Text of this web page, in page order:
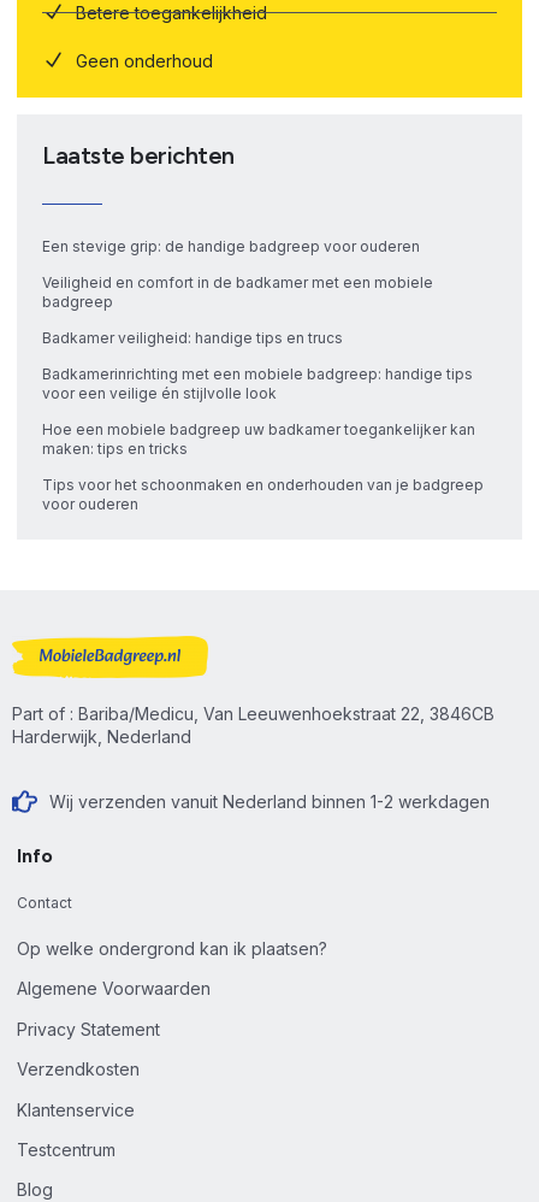
Betere toegankelijkheid
Geen onderhoud
Laatste berichten
Een stevige grip: de handige badgreep voor ouderen
Veiligheid en comfort in de badkamer met een mobiele
badgreep
Badkamer veiligheid: handige tips en trucs
Badkamerinrichting met een mobiele badgreep: handige tips
voor een veilige én stijlvolle look
Hoe een mobiele badgreep uw badkamer toegankelijker kan
maken: tips en tricks
Tips voor het schoonmaken en onderhouden van je badgreep
voor ouderen
Part of : Bariba/Medicu, Van Leeuwenhoekstraat 22, 3846CB
Harderwijk, Nederland
Wij verzenden vanuit Nederland binnen 1-2 werkdagen
Info
Contact
Op welke ondergrond kan ik plaatsen?
Algemene Voorwaarden
Privacy Statement
Verzendkosten
Klantenservice
Testcentrum
Blog